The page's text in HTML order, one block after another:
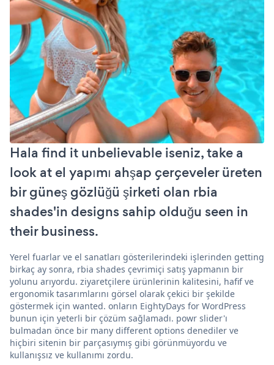
Hala find it unbelievable iseniz, take a
look at el yapımı ahşap çerçeveler üreten
bir güneş gözlüğü şirketi olan rbia
shades'in designs sahip olduğu seen in
their business.
Yerel fuarlar ve el sanatları gösterilerindeki işlerinden getting
birkaç ay sonra, rbia shades çevrimiçi satış yapmanın bir
yolunu arıyordu. ziyaretçilere ürünlerinin kalitesini, hafif ve
ergonomik tasarımlarını görsel olarak çekici bir şekilde
göstermek için wanted. onların EightyDays for WordPress
bunun için yeterli bir çözüm sağlamadı. powr slider'ı
bulmadan önce bir many different options denediler ve
hiçbiri sitenin bir parçasıymış gibi görünmüyordu ve
kullanışsız ve kullanımı zordu.